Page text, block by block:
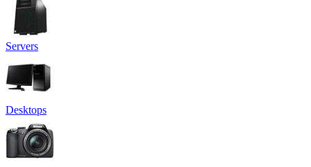
Servers
Desktops